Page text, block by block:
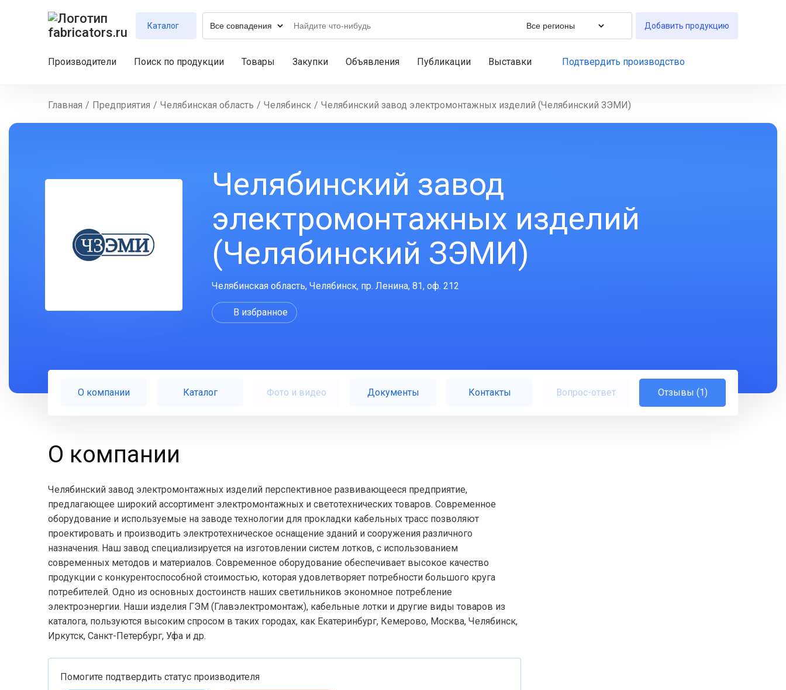
Каталог Добавить продукцию
Производители Поиск по продукции Товары Закупки Объявления Публикации Выставки Подтвердить производство
Главная / Предприятия / Челябинская область / Челябинск / Челябинский завод электромонтажных изделий (Челябинский ЗЭМИ)
Челябинский завод
электромонтажных изделий
(Челябинский ЗЭМИ)
Челябинская область, Челябинск, пр. Ленина, 81, оф. 212
В избранное
О компании Каталог Фото и видео Документы Контакты Вопрос-ответ Отзывы (1)
О компании
Челябинский завод электромонтажных изделий перспективное развивающееся предприятие,
предлагающее широкий ассортимент электромонтажных и светотехнических товаров. Современное
оборудование и используемые на заводе технологии для прокладки кабельных трасс позволяют
проектировать и производить электротехническое оснащение зданий и сооружения различного
назначения. Наш завод специализируется на изготовлении систем лотков, с использованием
современных методов и материалов. Современное оборудование обеспечивает высокое качество
продукции с конкурентоспособной стоимостью, которая удовлетворяет потребности большого круга
потребителей. Одно из основных достоинств наших светильников экономное потребление
электроэнергии. Наши изделия ГЭМ (Главэлектромонтаж), кабельные лотки и другие виды товаров из
каталога, пользуются высоким спросом в таких городах, как Екатеринбург, Кемерово, Москва, Челябинск,
Иркутск, Санкт-Петербург, Уфа и др.
Помогите подтвердить статус производителя